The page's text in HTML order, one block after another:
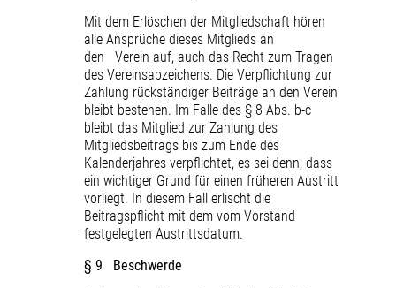
Mit dem Erlöschen der Mitgliedschaft hören
alle Ansprüche dieses Mitglieds an
den Verein auf, auch das Recht zum Tragen
des Vereinsabzeichens. Die Verpflichtung zur
Zahlung rückständiger Beiträge an den Verein
bleibt bestehen. Im Falle des § 8 Abs. b-c
bleibt das Mitglied zur Zahlung des
Mitgliedsbeitrags bis zum Ende des
Kalenderjahres verpflichtet, es sei denn, dass
ein wichtiger Grund für einen früheren Austritt
vorliegt. In diesem Fall erlischt die
Beitragspflicht mit dem vom Vorstand
festgelegten Austrittsdatum.
§ 9 Beschwerde